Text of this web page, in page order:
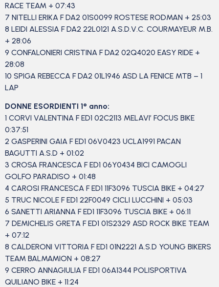
RACE TEAM + 07:43
7 NITELLI ERIKA F DA2 01S0099 ROSTESE RODMAN + 25:03
8 LEIDI ALESSIA F DA2 22L0121 A.S.D.V.C. COURMAYEUR M.B.
+ 28:06
9 CONFALONIERI CRISTINA F DA2 02Q4020 EASY RIDE +
28:08
10 SPIGA REBECCA F DA2 01L1946 ASD LA FENICE MTB – 1
LAP
DONNE ESORDIENTI 1° anno:
1 CORVI VALENTINA F ED1 02C2113 MELAVI’ FOCUS BIKE
0:37:51
2 GASPERINI GAIA F ED1 06V0423 UCLA1991 PACAN
BAGUTTI A.S.D + 01:02
3 CROSA FRANCESCA F ED1 06Y0434 BICI CAMOGLI
GOLFO PARADISO + 01:48
4 CAROSI FRANCESCA F ED1 11F3096 TUSCIA BIKE + 04:27
5 TRUC NICOLE F ED1 22F0049 CICLI LUCCHINI + 05:03
6 SANETTI ARIANNA F ED1 11F3096 TUSCIA BIKE + 06:11
7 DEMICHELIS GRETA F ED1 01S2329 ASD ROCK BIKE TEAM
+ 07:12
8 CALDERONI VITTORIA F ED1 01N2221 A.S.D YOUNG BIKERS
TEAM BALMAMION + 08:27
9 CERRO ANNAGIULIA F ED1 06A1344 POLISPORTIVA
QUILIANO BIKE + 11:24